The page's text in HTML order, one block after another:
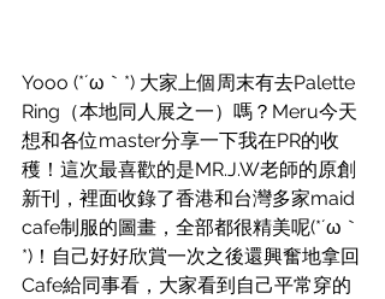
Yooo (*´ω｀*) 大家上個周末有去Palette
Ring（本地同人展之一）嗎？Meru今天
想和各位master分享一下我在PR的收
穫！這次最喜歡的是MR.J.W老師的原創
新刊，裡面收錄了香港和台灣多家maid
cafe制服的圖畫，全部都很精美呢(*´ω｀
*)！自己好好欣賞一次之後還興奮地拿回
Cafe給同事看，大家看到自己平常穿的